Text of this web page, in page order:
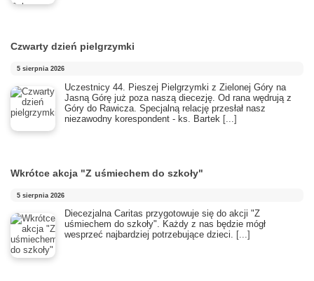
Czwarty dzień pielgrzymki
5 sierpnia 2026
Uczestnicy 44. Pieszej Pielgrzymki z Zielonej Góry na
Jasną Górę już poza naszą diecezję. Od rana wędrują z
Góry do Rawicza. Specjalną relację przesłał nasz
niezawodny korespondent - ks. Bartek [...]
Wkrótce akcja "Z uśmiechem do szkoły"
5 sierpnia 2026
Diecezjalna Caritas przygotowuje się do akcji "Z
uśmiechem do szkoły". Każdy z nas będzie mógł
wesprzeć najbardziej potrzebujące dzieci. [...]